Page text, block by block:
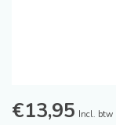
€13,95 Incl. btw